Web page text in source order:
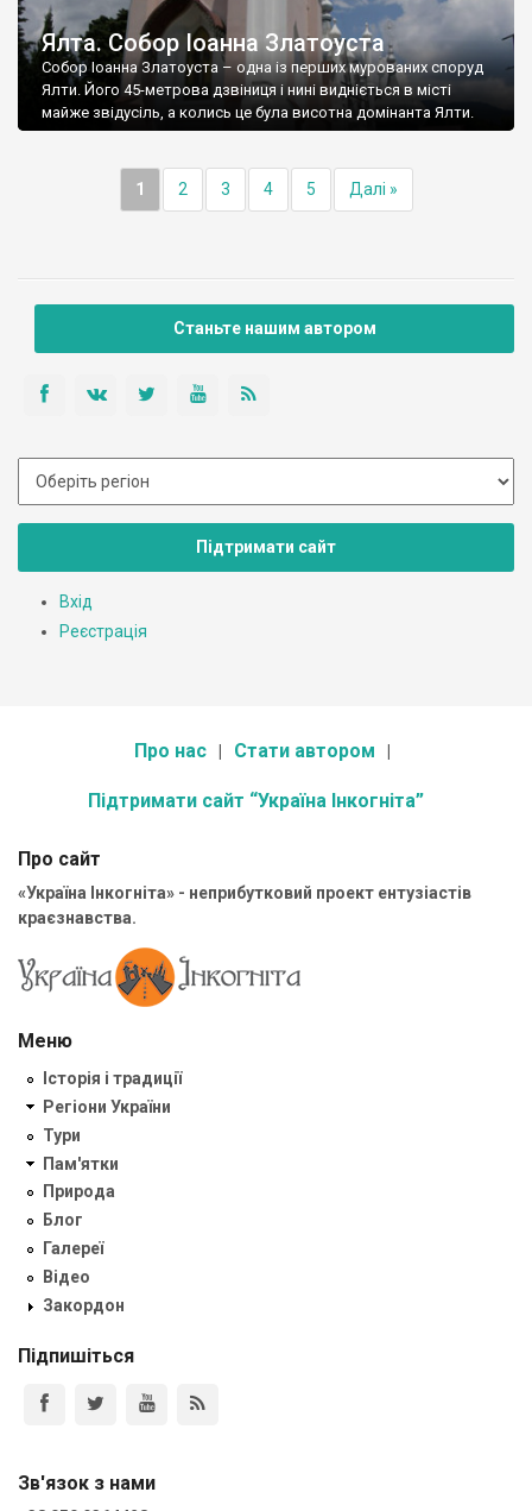
Ялта. Собор Іоанна Златоуста
Собор Іоанна Златоуста – одна із перших мурованих споруд
Ялти. Його 45-метрова дзвіниця і нині видніється в місті
майже звідусіль, а колись це була висотна домінанта Ялти.
1 2 3 4 5 Далі »
Станьте нашим автором
Підтримати сайт
Вхід
Реєстрація
Про нас Стати автором
Підтримати сайт “Україна Інкогніта”
Про сайт
«Україна Інкогніта» - неприбутковий проект ентузіастів
краєзнавства.
Меню
Історія і традиції
Регіони України
Тури
Пам'ятки
Природа
Блог
Галереї
Відео
Закордон
Підпишіться
Зв'язок з нами